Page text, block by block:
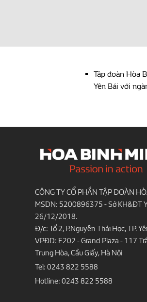
Tập đoàn Hòa
Yên Bái với
CÔNG TY CỔ PHẦN TẬP ĐOÀN
MSDN: 5200896375 - Sở KH&ĐT
26/12/2018.
Đ/c: Tổ 2, P.Nguyễn Thái Học, TP.
VPĐD: F202 - Grand Plaza - 117
Trung Hòa, Cầu Giấy, Hà Nội
Tel: 0243 822 5588
Hotline: 0243 822 5588